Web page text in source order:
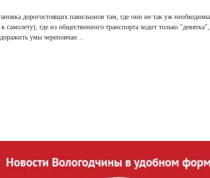
дорогостоящих павильонов там, где они не так уж
самолету), где из общественного транспорта ходит только
умы череповчан…